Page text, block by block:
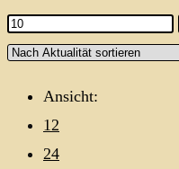
Min.
Preis
Ansicht:
12
24